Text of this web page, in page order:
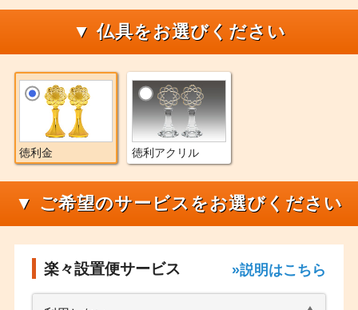
▼ 仏具をお選びください
徳利金 徳利アクリル
▼ ご希望のサービスをお選びください
楽々設置便サービス »説明はこちら